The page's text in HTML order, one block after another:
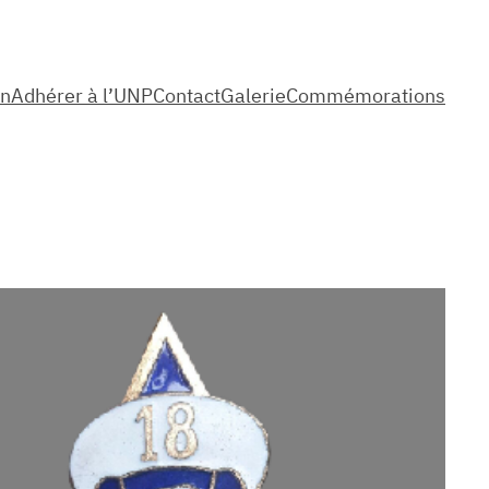
Adhérer à l’UNPContactGalerieCommémorations